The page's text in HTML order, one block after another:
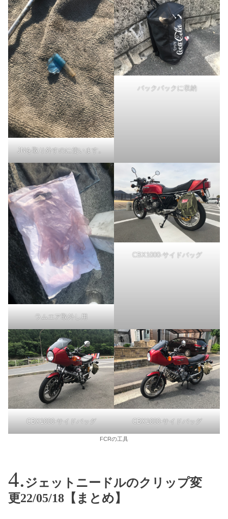
JNを取り外すのに使います。
バックパックに収納
ラムエア取外し用
CBX1000-サイドバッグ
CBX1000-サイドバッグ CBX1000-サイドバッグ
FCRの工具
ジェットニードルのクリップ変
更22/05/18【まとめ】